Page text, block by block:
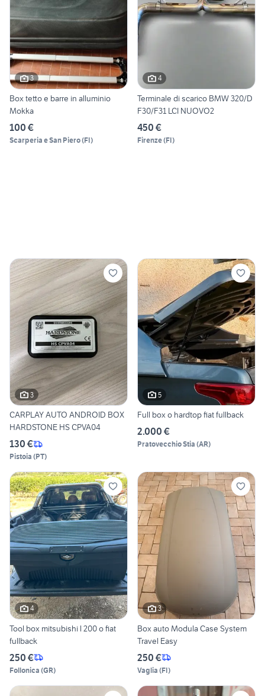
3
Box tetto e barre in alluminio
Mokka
100 €
Scarperia e San Piero(FI)
4
Terminale di scarico BMW 320/D
F30/F31 LCI NUOVO2
450 €
Firenze(FI)
3
CARPLAY AUTO ANDROID BOX
HARDSTONE HS CPVA04
130 €
Pistoia (PT)
5
Full box o hardtop fiat fullback
2.000 €
Pratovecchio Stia (AR)
4
Tool box mitsubishi l 200 o fiat
fullback
250 €
Follonica (GR)
3
Box auto Modula Case System
Travel Easy
250 €
Vaglia (FI)